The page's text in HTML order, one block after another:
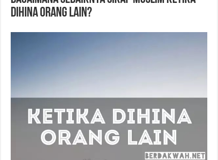
Dihina Orang Lain?